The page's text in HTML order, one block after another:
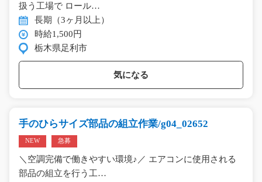
扱う工場で ロール…
長期（3ヶ月以上）
時給1,500円
栃木県足利市
気になる
手のひらサイズ部品の組立作業/g04_02652
NEW 急募
＼空調完備で働きやすい環境♪／ エアコンに使用される
部品の組立を行う工…